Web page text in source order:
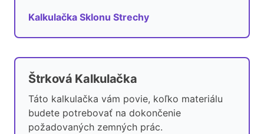
Kalkulačka Sklonu Strechy
Štrková Kalkulačka
Táto kalkulačka vám povie, koľko materiálu
budete potrebovať na dokončenie
požadovaných zemných prác.